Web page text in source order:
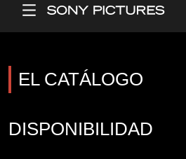
EL CATÁLOGO
DISPONIBILIDAD